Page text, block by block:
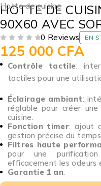
Hotte de cuisine
HOTTE DE
90X60 AVEC
0 Reviews EN
125 000 CFA
Contrôle tactile:
tactiles pour une
Éclairage ambiant:
réglable pour créer
cuisine.
Fonction timer: ajout
gestion précise du
Filtres haute
pour une
efficacement les odeurs
Garantie 1 an.